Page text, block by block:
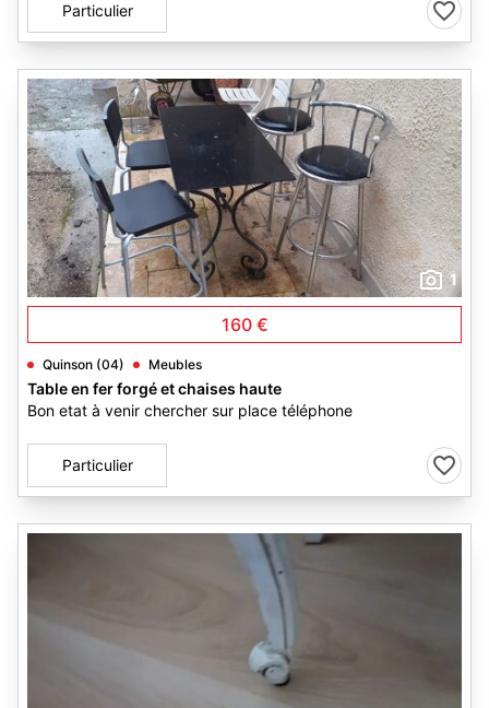
Particulier
1
160 €
Quinson (04) Meubles
Table en fer forgé et chaises haute
Bon etat à venir chercher sur place téléphone
Particulier